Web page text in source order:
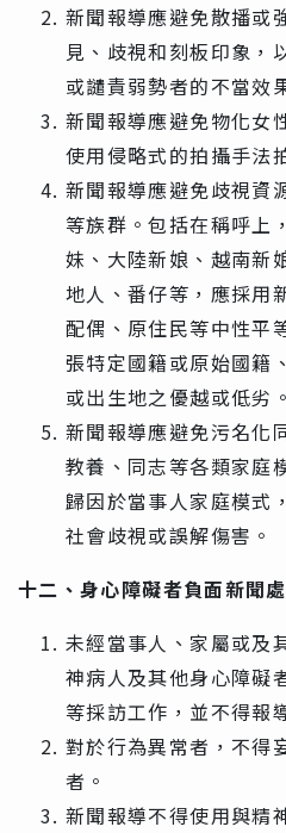
新聞報導應避免散播或
見、歧視和刻板印象，
或譴責弱勢者的不當效
新聞報導應避免物化女
使用侵略式的拍攝手法
新聞報導應避免歧視資
等族群。包括在稱呼上
妹、大陸新娘、越南新
地人、番仔等，應採用
配偶、原住民等中性平
張特定國籍或原始國籍
或出生地之優越或低劣。
新聞報導應避免污名化
教養、同志等各類家庭
歸因於當事人家庭模式
社會歧視或誤解傷害。
十二、身心障礙者負面新聞處
未經當事人、家屬或及
神病人及其他身心障礙
等採訪工作，並不得報
對於行為異常者，不得
者。
新聞報導不得使用與精